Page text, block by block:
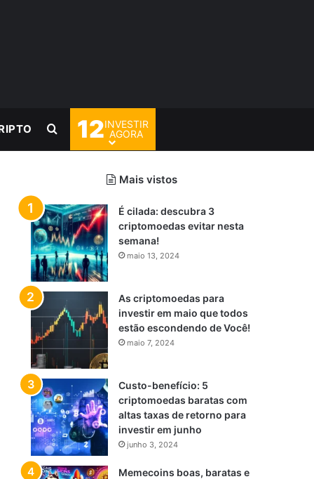
Procurar por
12INVESTIR
AGORA
Mais vistos
É cilada: descubra 3
criptomoedas evitar nesta
semana!
maio 13, 2024
As criptomoedas para
investir em maio que todos
estão escondendo de Você!
maio 7, 2024
Custo-benefício: 5
criptomoedas baratas com
altas taxas de retorno para
investir em junho
junho 3, 2024
Memecoins boas, baratas e